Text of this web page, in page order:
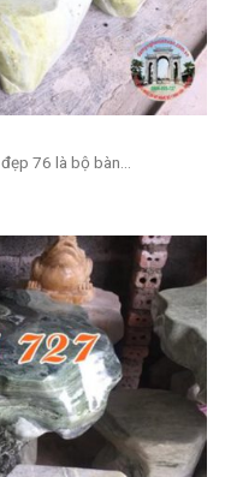
76 là bộ bàn...